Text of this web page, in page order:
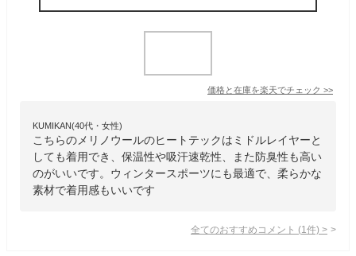
価格と在庫を楽天でチェック >>
KUMIKAN(40代・女性)
こちらのメリノウールのヒートテックはミドルレイヤーと
しても着用でき、保温性や吸汗速乾性、また防臭性も高い
のがいいです。ウィンタースポーツにも最適で、柔らかな
素材で着用感もいいです
全てのおすすめコメント (1 件) >